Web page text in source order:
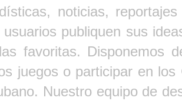
noticias,
publiquen sus
favoritas. Disponemos
juegos o participar en
Nuestro equipo de